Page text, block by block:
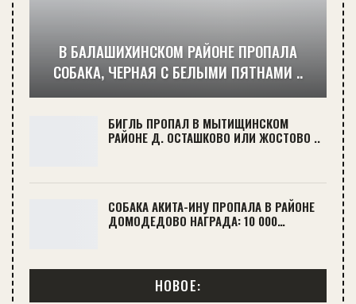
В БАЛАШИХИНСКОМ РАЙОНЕ ПРОПАЛА
СОБАКА, ЧЕРНАЯ С БЕЛЫМИ ПЯТНАМИ ..
БИГЛЬ ПРОПАЛ В МЫТИЩИНСКОМ
РАЙОНЕ Д. ОСТАШКОВО ИЛИ ЖОСТОВО ..
СОБАКА АКИТА-ИНУ ПРОПАЛА В РАЙОНЕ
ДОМОДЕДОВО НАГРАДА: 10 000…
НОВОЕ: